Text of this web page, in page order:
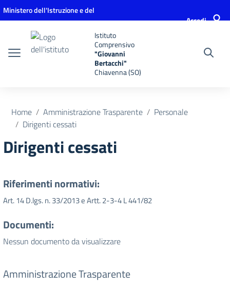
Vai ai contenuti
Vai al menu di navigazione
Vai al footer
Ministero dell'Istruzione e del
Accedi
Istituto
Comprensivo
"Giovanni
Bertacchi"
Chiavenna (SO)
Home Amministrazione Trasparente
Personale
Dirigenti cessati
Dirigenti cessati
Riferimenti normativi:
Art. 14 D.lgs. n. 33/2013 e Artt. 2-3-4 L 441/82
Documenti:
Nessun documento da visualizzare
Amministrazione Trasparente